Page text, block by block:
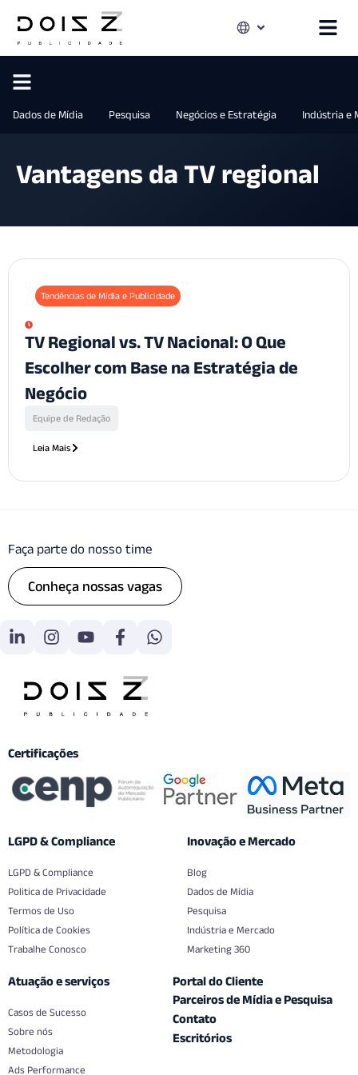
Dados de Mídia Pesquisa Negócios e Estratégia Indústria e
Vantagens da TV regional
Tendências de Mídia e Publicidade
TV Regional vs. TV Nacional: O Que
Escolher com Base na Estratégia de
Negócio
Equipe de Redação
Leia Mais
Faça parte do nosso time
Conheça nossas vagas
Certificações
LGPD & Compliance
LGPD & Compliance
Politica de Privacidade
Termos de Uso
Política de Cookies
Trabalhe Conosco
Inovação e Mercado
Blog
Dados de Mídia
Pesquisa
Indústria e Mercado
Marketing 360
Atuação e serviços
Casos de Sucesso
Sobre nós
Metodologia
Ads Performance
Portal do Cliente
Parceiros de Mídia e Pesquisa
Contato
Escritórios